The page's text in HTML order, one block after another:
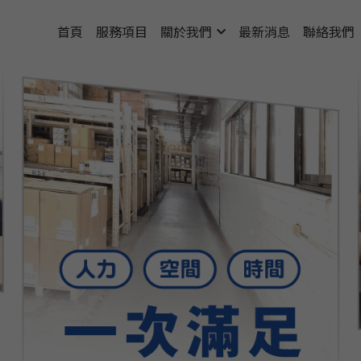
首頁 服務項目 關於我們 最新消息 聯絡我們